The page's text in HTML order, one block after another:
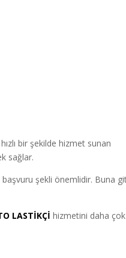
bir şekilde hizmet sunan
sağlar.
şekli önemlidir. Buna
LASTİKÇİ hizmetini daha çok